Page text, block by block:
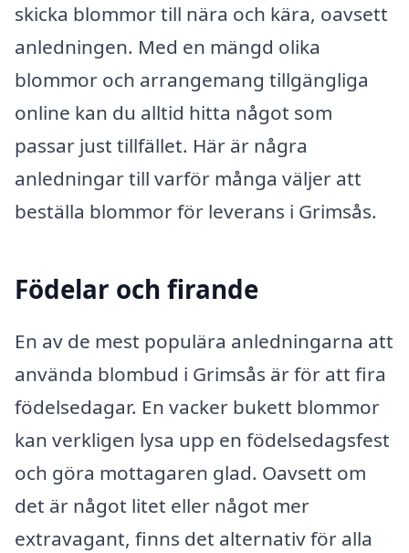
skicka blommor till nära och kära, oavsett
anledningen. Med en mängd olika
blommor och arrangemang tillgängliga
online kan du alltid hitta något som
passar just tillfället. Här är några
anledningar till varför många väljer att
beställa blommor för leverans i Grimsås.
Födelar och firande
En av de mest populära anledningarna att
använda blombud i Grimsås är för att fira
födelsedagar. En vacker bukett blommor
kan verkligen lysa upp en födelsedagsfest
och göra mottagaren glad. Oavsett om
det är något litet eller något mer
extravagant, finns det alternativ för alla